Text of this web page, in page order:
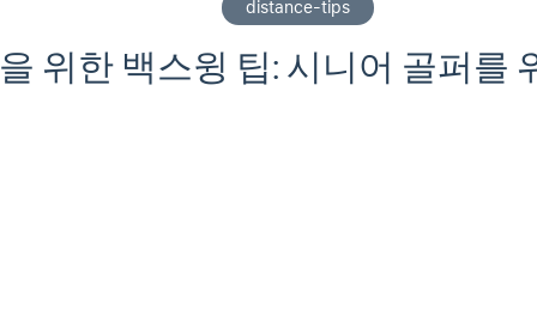
위한 백스윙 팁: 시니어 골퍼를
distance-tips